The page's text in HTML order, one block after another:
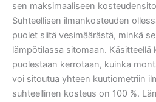
sen maksimaaliseen
Suhteellisen ilmankosteuden
puolet siitä vesimäärästä, minkä
lämpötilassa sitomaan. Käsitteellä
puolestaan kerrotaan, kuinka
voi sitoutua yhteen kuutiometriin
suhteellinen kosteus on 100 %.